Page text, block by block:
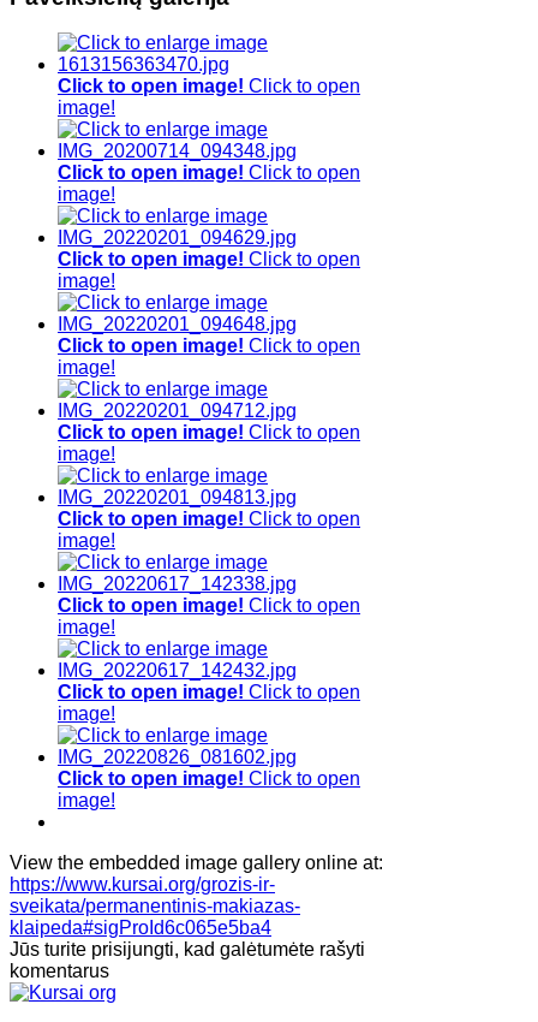
(klasikinė
strelytė,
šešėliavimas).
(klasikinė
strelytė).
maišymas,
nepageidaujamos
spalvos
taisymas/dengimas,
atlikimo
technika,
parinkimas
klausimai.
Click to open image! Click to open
image!
Click to open image! Click to open
image!
Click to open image! Click to open
image!
Click to open image! Click to open
image!
Click to open image! Click to open
image!
Click to open image! Click to open
image!
Click to open image! Click to open
image!
Click to open image! Click to open
image!
Click to open image! Click to open
image!
View the embedded image gallery online at:
https://www.kursai.org/grozis-ir-
sveikata/permanentinis-makiazas-
klaipeda#sigProId6c065e5ba4
Jūs turite prisijungti, kad galėtumėte rašyti
komentarus